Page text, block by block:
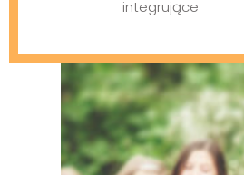
integrujące